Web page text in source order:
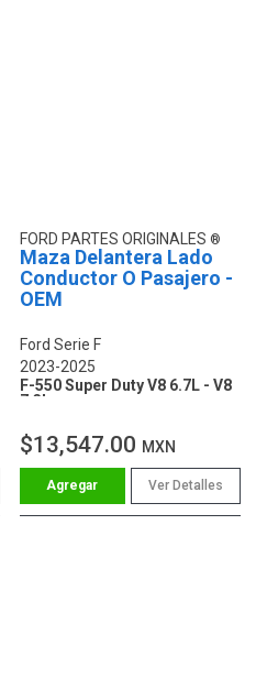
FORD PARTES ORIGINALES
Maza Delantera Lado
Conductor O Pasajero -
OEM
Ford Serie F
2023-2025
F-550 Super Duty V8 6.7L - V8
7.3L
$13,547.00 MXN
Ver Detalles